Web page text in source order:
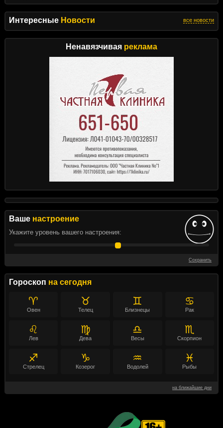
Интересные Новости все новости
Ненавязчивая реклама
Ваше настроение
Укажите уровень вашего настроения:
Сохранить
Гороскоп на сегодня
♈
Овен
♉
Телец
♊
Близнецы
♋
Рак
♌
Лев
♍
Дева
♎
Весы
♏
Скорпион
♐
Стрелец
♑
Козерог
♒
Водолей
♓
Рыбы
на ближайшие дни